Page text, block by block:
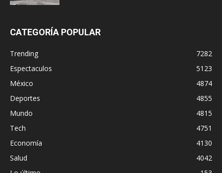
CATEGORÍA POPULAR
Trending
7282
Espectaculos
5123
México
4874
Deportes
4855
Mundo
4815
Tech
4751
Economía
4130
Salud
4042